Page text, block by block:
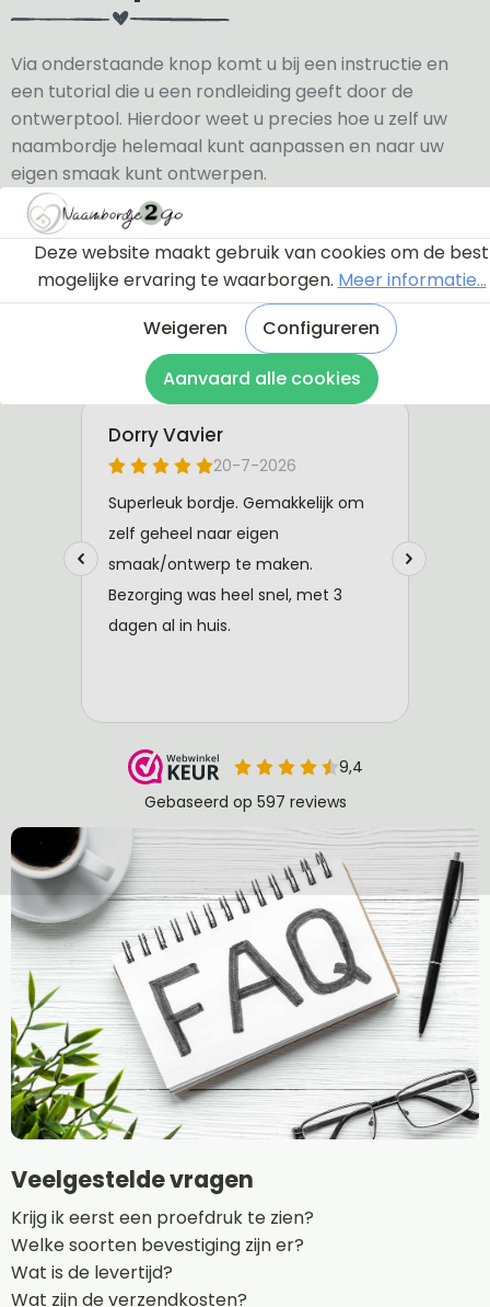
Via onderstaande knop komt u bij een instructie en
een tutorial die u een rondleiding geeft door de
ontwerptool. Hierdoor weet u precies hoe u zelf uw
naambordje helemaal kunt aanpassen en naar uw
eigen smaak kunt ontwerpen.
Bekijk de instructie
Veelgestelde vragen
Krijg ik eerst een proefdruk te zien?
Welke soorten bevestiging zijn er?
Wat is de levertijd?
Wat zijn de verzendkosten?
Deze website maakt gebruik van cookies om de best
mogelijke ervaring te waarborgen. Meer informatie...
Weigeren
Configureren
Aanvaard alle cookies